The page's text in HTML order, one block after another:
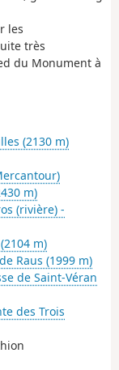
les
très
du Monument à
(2130 m)
m)
(rivière) -
m)
Raus (1999 m)
de Saint-Véran
des Trois